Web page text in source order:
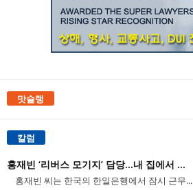
맛슐랭
칼럼
홍재빈 ‘리버스 모기지’ 담당...내 집에서 ...
홍재빈 씨는 한국의 한일은행에서 잠시 근무...